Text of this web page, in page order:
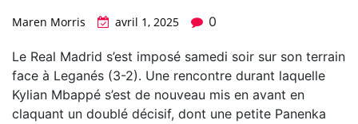
Maren Morris avril 1, 2025 0
Le Real Madrid s’est imposé samedi soir sur son terrain
face à Leganés (3-2). Une rencontre durant laquelle
Kylian Mbappé s’est de nouveau mis en avant en
claquant un doublé décisif, dont une petite Panenka